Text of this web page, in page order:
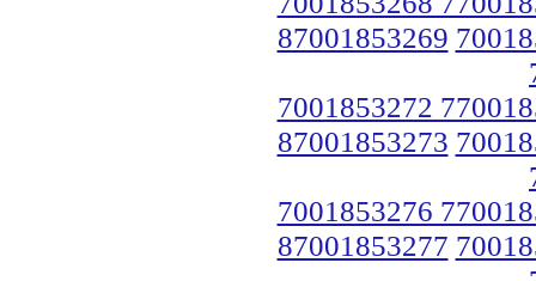
87001853269
7001853272
87001853273
7001853276
87001853277